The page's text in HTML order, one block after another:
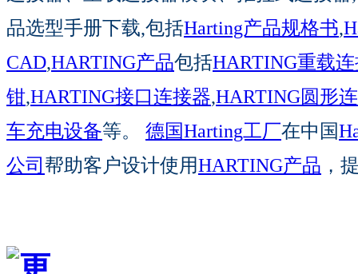
品选型手册下载,包括Harting产品规格书,
CAD,HARTING产品包括HARTING重载
钳,HARTING接口连接器,HARTING圆形
车充电设备等。 德国Harting工厂在中国
公司 帮助客户设计使用HARTING产品 ，